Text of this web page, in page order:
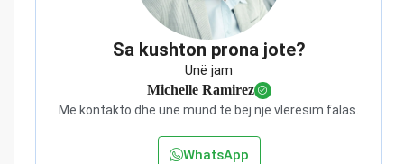
Sa kushton prona jote?
Unë jam
Michelle Ramirez
Më kontakto dhe une mund të bëj një vlerësim falas.
WhatsApp